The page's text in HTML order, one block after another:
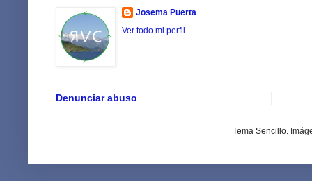
Josema Puerta
Ver todo mi perfil
Denunciar abuso
Tema Sencillo.